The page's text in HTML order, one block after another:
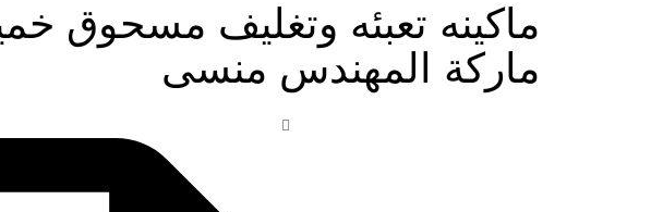
ماركة المهندس منسى